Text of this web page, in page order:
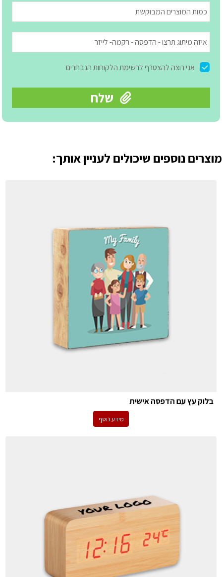
מוצרים נוספים שיכולים לעניין אותך:
בלוק עץ עם הדפסה אישית
מידע נוסף